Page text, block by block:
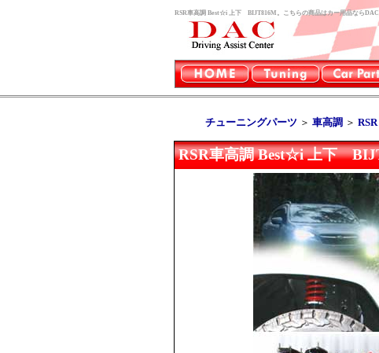
RSR車高調 Best☆i 上下 BIJT816M。こちらの商品はカー用品なら
チューニングパーツ ＞ 車高調 ＞ RSR
RSR車高調 Best☆i 上下